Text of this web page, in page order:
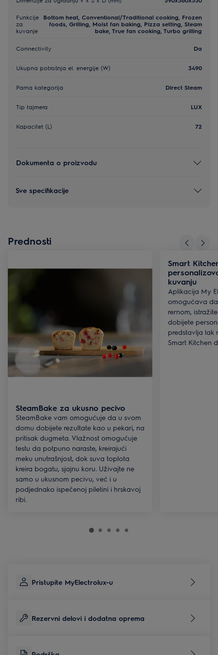
Funkcije
za
kuvanje
Bottom heat, Conventional/Traditional cooking, Frozen
foods, Grilling, Moist fan baking, Pizza setting, Steam
bake, True fan cooking, Turbo grilling
Connectivity Da
Ukupna potrošnja el. energije (W) 3490
Parna kategorija Direct Steam
Tip tajmera LUX
Kapacitet (L) 72
Dokumenta o proizvodu
Sve specifikacije
Prednosti
SteamBake za ukusno pecivo
SteamBake vam omogućuje da u svom
domu dobijete rezultate kao u pekari, na
pritisak dugmeta. Vlažnost omogućuje
testu da potpuno naraste, kreirajući
meku unutrašnjost, dok suva toplota
kreira bogatu, sjajnu koru. Uživajte ne
samo u ukusnom pecivu, već i u
podjednako ispečenoj piletini i hrskavoj
ribi.
Smart
kuvanju
Aplikacija My
omogućava
rernom,
dobijete
predstavlja lak
Smart Kitchen
Pristupite MyElectrolux-u
Rezervni delovi i dodatna oprema